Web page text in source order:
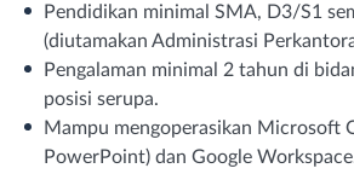
Pendidikan minimal SMA, D3/S1
(diutamakan Administrasi
Pengalaman minimal 2 tahun di
posisi serupa.
Mampu mengoperasikan Microsoft
PowerPoint) dan Google